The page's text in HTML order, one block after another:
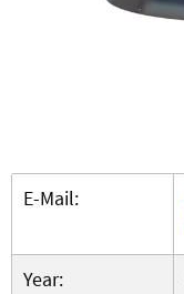
E-Mail:
Year: